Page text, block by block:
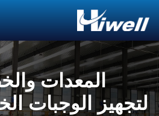
المعدات
لتجهيز الوجبات